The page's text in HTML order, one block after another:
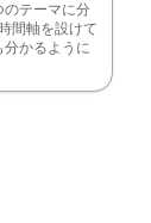
のテーマに分
間軸を設けて
分かるように